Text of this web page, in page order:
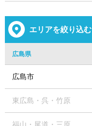
エリアを絞り込む
広島県
広島市
東広島・呉・竹原
福山・尾道・三原